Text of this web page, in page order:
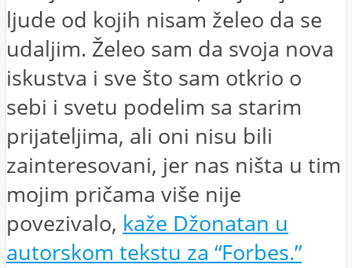
ljude od kojih nisam želeo da se
udaljim. Želeo sam da svoja nova
iskustva i sve što sam otkrio o
sebi i svetu podelim sa starim
prijateljima, ali oni nisu bili
zainteresovani, jer nas ništa u tim
mojim pričama više nije
povezivalo, kaže Džonatan u
autorskom tekstu za “Forbes.”